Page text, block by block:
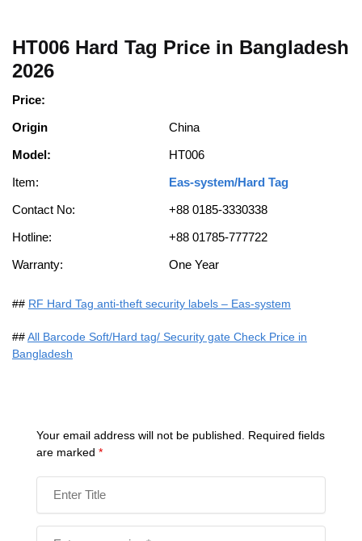
HT006 Hard Tag Price in Bangladesh
2026
Price:
Origin
China
Model:
HT006
Item:
Eas-system/Hard Tag
Contact No:
+88 0185-3330338
Hotline:
+88 01785-777722
Warranty:
One Year
## RF Hard Tag anti-theft security labels – Eas-system
##All Barcode Soft/Hard tag/ Security gate Check Price in
Bangladesh
Your email address will not be published.
Required fields
are marked *